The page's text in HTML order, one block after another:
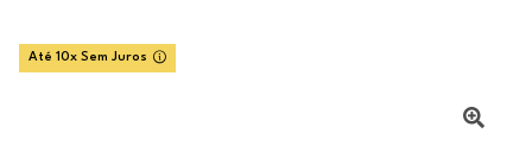
Até 10x Sem Juros